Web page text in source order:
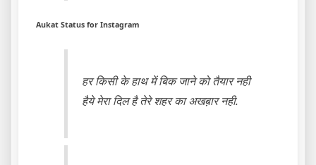
Aukat Status for Instagram
हर किसी के हाथ में बिक जाने को तैयार नही
हैये मेरा दिल है तेरे शहर का अखब़ार नही.